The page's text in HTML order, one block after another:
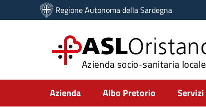
Vai ai contenuti
Vai al menu di navigazione
Regione Autonoma della Sardegna
ASL
Azienda socio-sanitaria locale
Submenu
Azienda Albo Pretorio Servizi